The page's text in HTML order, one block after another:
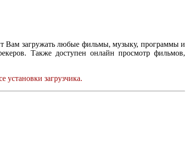
Вам загружать любые фильмы, музыку, программы и
Также доступен онлайн просмотр фильмов,
установки загрузчика.